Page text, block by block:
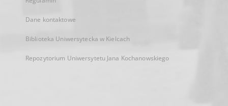
Dane kontaktowe
Biblioteka Uniwersytecka w Kielcach
Repozytorium Uniwersytetu Jana Kochanowskiego